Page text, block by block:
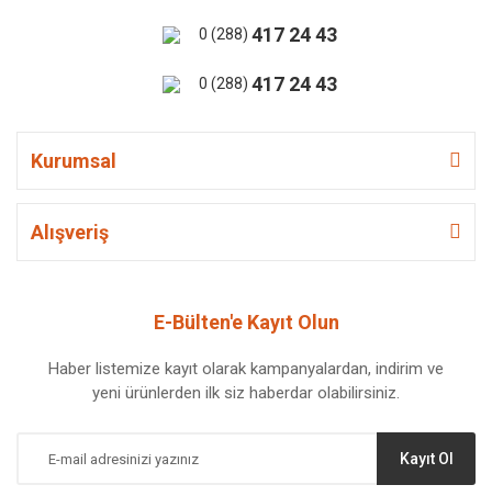
0 (288) 417 24 43
0 (288) 417 24 43
Kurumsal
Alışveriş
E-Bülten'e Kayıt Olun
Haber listemize kayıt olarak kampanyalardan, indirim ve
yeni ürünlerden ilk siz haberdar olabilirsiniz.
Kayıt Ol